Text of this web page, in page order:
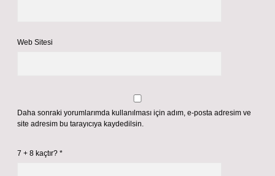
Web Sitesi
Daha sonraki yorumlarımda kullanılması için adım, e-posta adresim ve
site adresim bu tarayıcıya kaydedilsin.
7 + 8 kaçtır? *